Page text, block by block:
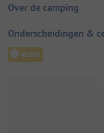
Over de camping
Onderscheidingen &